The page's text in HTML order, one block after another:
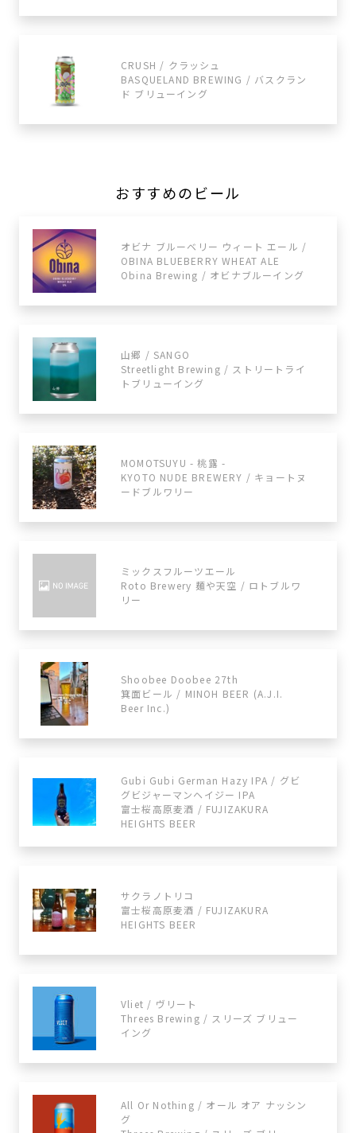
CRUSH / クラッシュ
BASQUELAND BREWING / バスクラン
ド ブリューイング
おすすめのビール
オビナ ブルーベリー ウィート エール /
OBINA BLUEBERRY WHEAT ALE
Obina Brewing / オビナブルーイング
山郷 / SANGO
Streetlight Brewing / ストリートライ
トブリューイング
MOMOTSUYU - 桃露 -
KYOTO NUDE BREWERY / キョートヌ
ードブルワリー
ミックスフルーツエール
Roto Brewery 麺や天空 / ロトブルワ
リー
Shoobee Doobee 27th
箕面ビール / MINOH BEER (A.J.I.
Beer Inc.)
Gubi Gubi German Hazy IPA / グビ
グビジャーマンヘイジー IPA
富士桜高原麦酒 / FUJIZAKURA
HEIGHTS BEER
サクラノトリコ
富士桜高原麦酒 / FUJIZAKURA
HEIGHTS BEER
Vliet / ヴリート
Threes Brewing / スリーズ ブリュー
イング
All Or Nothing / オール オア ナッシン
グ